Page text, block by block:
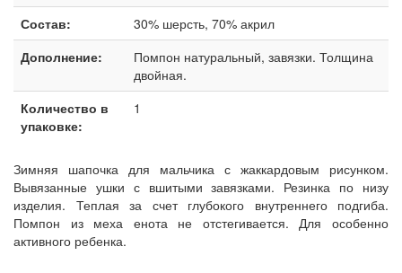
Состав:
30% шерсть, 70% акрил
Дополнение:
Помпон натуральный, завязки. Толщина
двойная.
Количество в
упаковке:
1
Зимняя шапочка для мальчика с жаккардовым рисунком.
Вывязанные ушки с вшитыми завязками. Резинка по низу
изделия. Теплая за счет глубокого внутреннего подгиба.
Помпон из меха енота не отстегивается. Для особенно
активного ребенка.